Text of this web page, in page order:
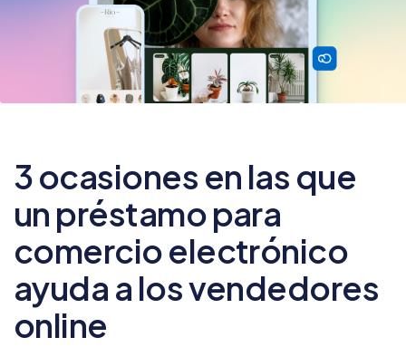
3 ocasiones en las que
un préstamo para
comercio electrónico
ayuda a los vendedores
online